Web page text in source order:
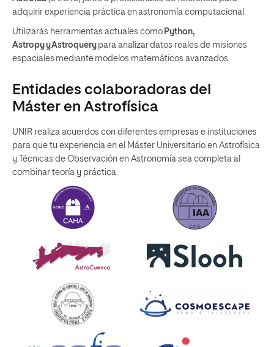
adquirir experiencia práctica en astronomía computacional.
Utilizarás herramientas actuales como Python,
Astropy y Astroquery para analizar datos reales de misiones
espaciales mediante modelos matemáticos avanzados.
Entidades colaboradoras del
Máster en Astrofísica
UNIR realiza acuerdos con diferentes empresas e instituciones
para que tu experiencia en el Máster Universitario en Astrofísica
y Técnicas de Observación en Astronomía sea completa al
combinar teoría y práctica.